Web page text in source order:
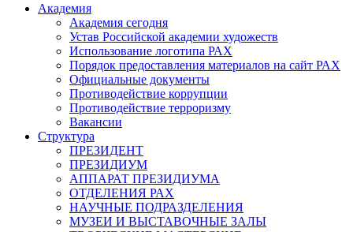
Академия
Академия сегодня
Устав Российской академии художеств
Использование логотипа РАХ
Порядок предоставления материалов на сайт РАХ
Официальные документы
Противодействие коррупции
Противодействие терроризму
Вакансии
Структура
ПРЕЗИДЕНТ
ПРЕЗИДИУМ
АППАРАТ ПРЕЗИДИУМА
ОТДЕЛЕНИЯ РАХ
НАУЧНЫЕ ПОДРАЗДЕЛЕНИЯ
МУЗЕИ И ВЫСТАВОЧНЫЕ ЗАЛЫ